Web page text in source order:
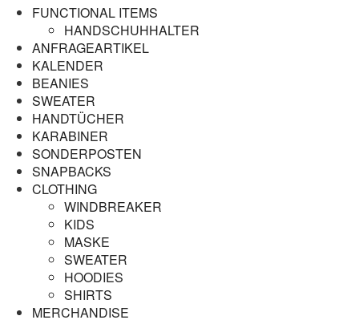
FUNCTIONAL ITEMS
HANDSCHUHHALTER
ANFRAGEARTIKEL
KALENDER
BEANIES
SWEATER
HANDTÜCHER
KARABINER
SONDERPOSTEN
SNAPBACKS
CLOTHING
WINDBREAKER
KIDS
MASKE
SWEATER
HOODIES
SHIRTS
MERCHANDISE